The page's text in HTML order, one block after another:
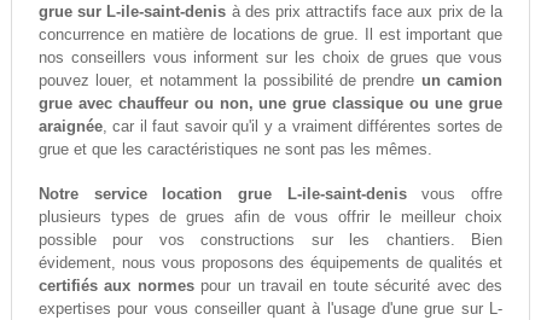
grue sur L-ile-saint-denis à des prix attractifs face aux prix de la
concurrence en matière de locations de grue. Il est important que
nos conseillers vous informent sur les choix de grues que vous
pouvez louer, et notamment la possibilité de prendre un camion
grue avec chauffeur ou non, une grue classique ou une grue
araignée, car il faut savoir qu'il y a vraiment différentes sortes de
grue et que les caractéristiques ne sont pas les mêmes.
Notre service location grue L-ile-saint-denisvous offre
plusieurs types de grues afin de vous offrir le meilleur choix
possible pour vos constructions sur les chantiers. Bien
évidement, nous vous proposons des équipements de qualités et
certifiés aux normespour un travail en toute sécurité avec des
expertises pour vous conseiller quant à l'usage d'une grue sur L-